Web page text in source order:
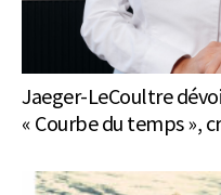
Jaeger-LeCoultre
« Courbe du temps »,